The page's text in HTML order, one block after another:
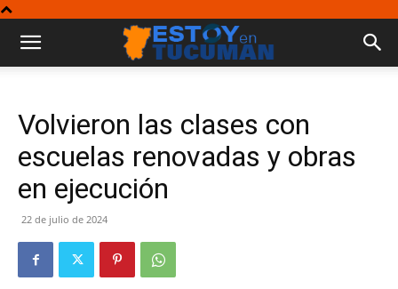
Volvieron las clases con
escuelas renovadas y obras
en ejecución
22 de julio de 2024